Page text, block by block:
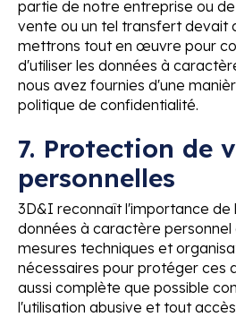
partie de notre entreprise ou
vente ou un tel transfert devait
mettrons tout en œuvre pour
d'utiliser les données à
nous avez fournies d'une
politique de confidentialité.
7. Protection de
personnelles
3D&I reconnaît l'importance de
données à caractère
mesures techniques et
nécessaires pour protéger ces
aussi complète que possible
l'utilisation abusive et tout